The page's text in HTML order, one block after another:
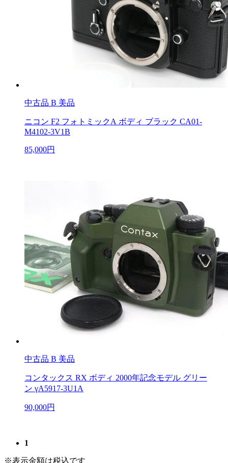
中古品 B 美品
ニコン F2 フォトミックA ボディ ブラック CA01-
M4102-3V1B
85,000円
中古品 B 美品
コンタックス RX ボディ 2000年記念モデル グリー
ン γA5917-3U1A
90,000円
1
※表示金額は税込です